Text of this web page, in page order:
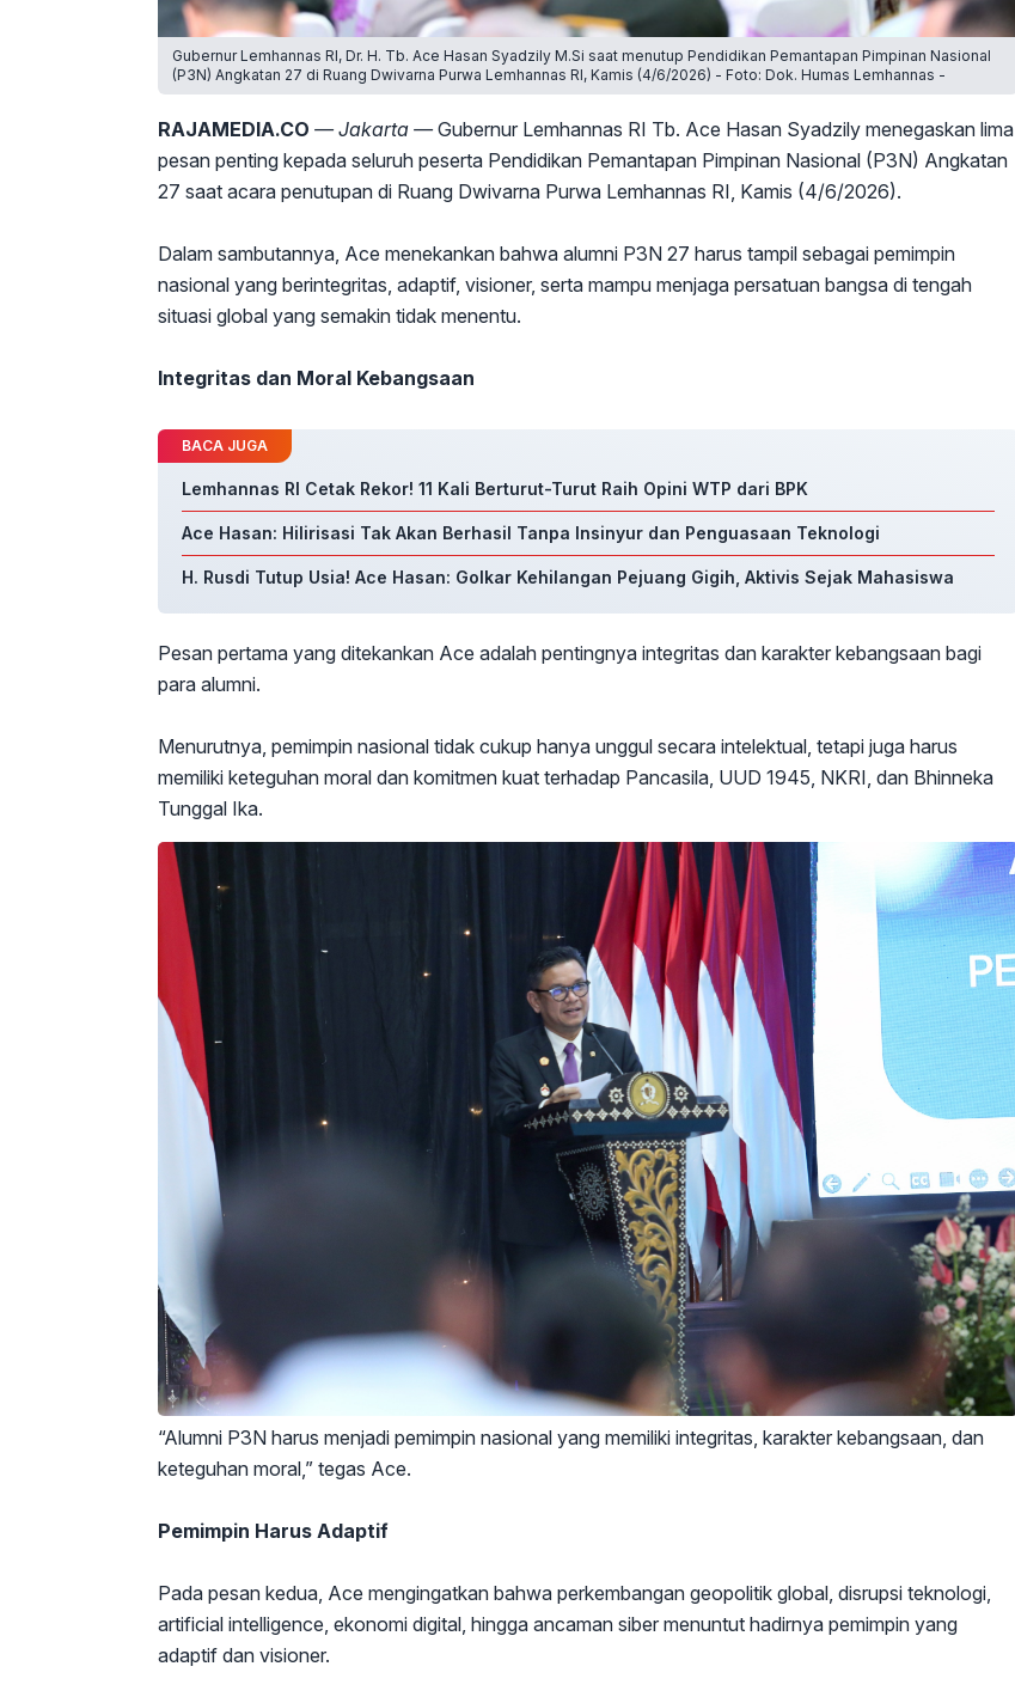
Gubernur Lemhannas RI, Dr. H. Tb. Ace Hasan Syadzily M.Si saat menutup Pendidikan Pemantapan Pimpinan Nasional
(P3N) Angkatan 27 di Ruang Dwivarna Purwa Lemhannas RI, Kamis (4/6/2026) - Foto: Dok. Humas Lemhannas -
RAJAMEDIA.CO — Jakarta —Gubernur Lemhannas RI Tb. Ace Hasan Syadzily menegaskan lima
pesan penting kepada seluruh peserta Pendidikan Pemantapan Pimpinan Nasional (P3N) Angkatan
27 saat acara penutupan di Ruang Dwivarna Purwa Lemhannas RI, Kamis (4/6/2026).
Dalam sambutannya, Ace menekankan bahwa alumni P3N 27 harus tampil sebagai pemimpin
nasional yang berintegritas, adaptif, visioner, serta mampu menjaga persatuan bangsa di tengah
situasi global yang semakin tidak menentu.
Integritas dan Moral Kebangsaan
BACA JUGA
Lemhannas RI Cetak Rekor! 11 Kali Berturut-Turut Raih Opini WTP dari BPK
Ace Hasan: Hilirisasi Tak Akan Berhasil Tanpa Insinyur dan Penguasaan Teknologi
H. Rusdi Tutup Usia! Ace Hasan: Golkar Kehilangan Pejuang Gigih, Aktivis Sejak Mahasiswa
Pesan pertama yang ditekankan Ace adalah pentingnya integritas dan karakter kebangsaan bagi
para alumni.
Menurutnya, pemimpin nasional tidak cukup hanya unggul secara intelektual, tetapi juga harus
memiliki keteguhan moral dan komitmen kuat terhadap Pancasila, UUD 1945, NKRI, dan Bhinneka
Tunggal Ika.
“Alumni P3N harus menjadi pemimpin nasional yang memiliki integritas, karakter kebangsaan, dan
keteguhan moral,” tegas Ace.
Pemimpin Harus Adaptif
Pada pesan kedua, Ace mengingatkan bahwa perkembangan geopolitik global, disrupsi teknologi,
artificial intelligence, ekonomi digital, hingga ancaman siber menuntut hadirnya pemimpin yang
adaptif dan visioner.